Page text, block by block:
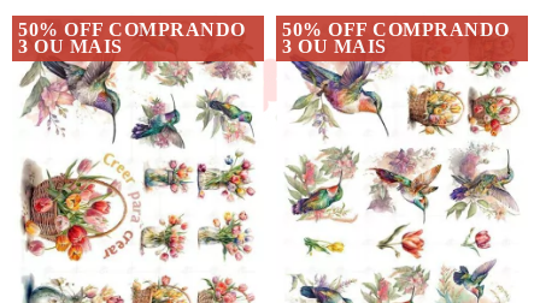
50% OFF COMPRANDO
3 OU MAIS
50% OFF COMPRANDO
3 OU MAIS